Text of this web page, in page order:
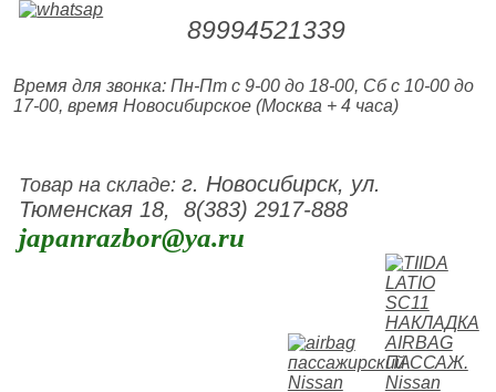
89994521339
Время для звонка: Пн-Пт с 9-00 до 18-00, Сб с 10-00 до
17-00, время Новосибирское (Москва + 4 часа)
Товар на складе:г. Новосибирск, ул.
Тюменская 18, 8(383) 2917-888
japanrazbor@ya.ru